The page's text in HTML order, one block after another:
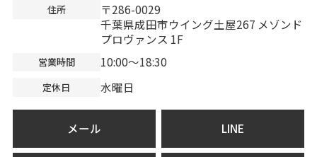
住所
〒286-0029
千葉県成田市ウイング土屋267 メゾンド
プロヴァンス 1F
営業時間 10:00～18:30
定休日 水曜日
メール LINE